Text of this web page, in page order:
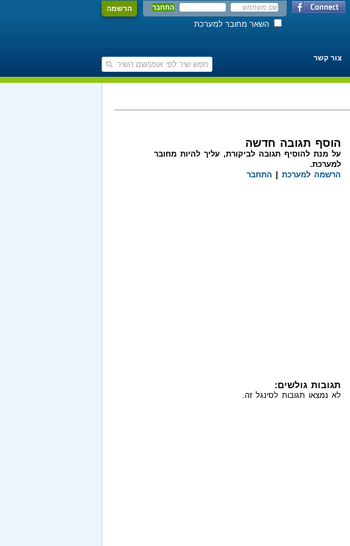
הרשמה
השאר מחובר למערכת
צור קשר
הוסף תגובה חדשה
על מנת להוסיף תגובה לביקורת, עליך להיות מחובר
למערכת.
הרשמה למערכת
התחבר
תגובות גולשים:
לא נמצאו תגובות לסינגל זה.